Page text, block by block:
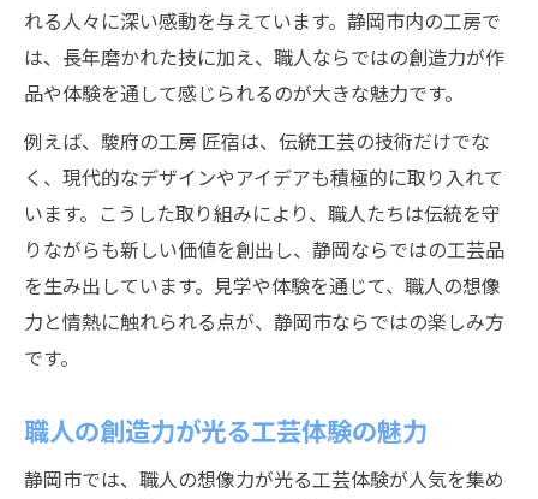
れる人々に深い感動を与えています。静岡市内の工房で
は、長年磨かれた技に加え、職人ならではの創造力が作
品や体験を通して感じられるのが大きな魅力です。
例えば、駿府の工房 匠宿は、伝統工芸の技術だけでな
く、現代的なデザインやアイデアも積極的に取り入れて
います。こうした取り組みにより、職人たちは伝統を守
りながらも新しい価値を創出し、静岡ならではの工芸品
を生み出しています。見学や体験を通じて、職人の想像
力と情熱に触れられる点が、静岡市ならではの楽しみ方
です。
職人の創造力が光る工芸体験の魅力
静岡市では、職人の想像力が光る工芸体験が人気を集め